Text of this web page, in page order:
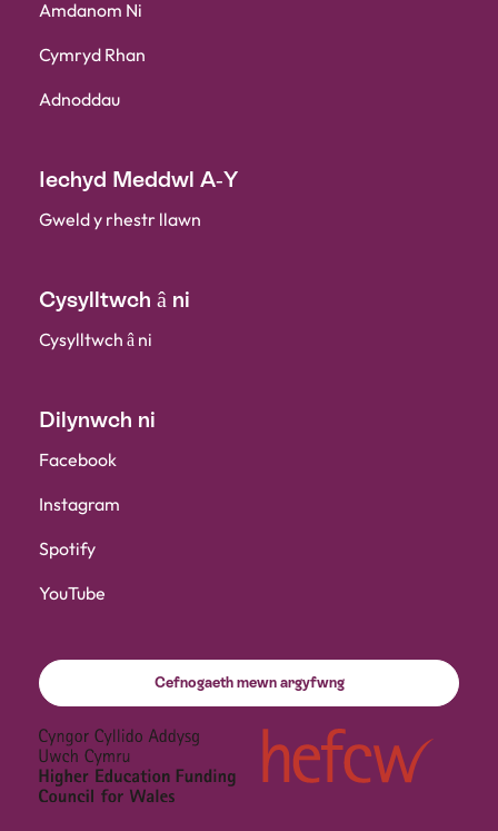
Amdanom Ni
Cymryd Rhan
Adnoddau
Iechyd Meddwl A-Y
Gweld y rhestr llawn
Cysylltwch â ni
Cysylltwch â ni
Dilynwch ni
Facebook
Instagram
Spotify
YouTube
Cefnogaeth mewn argyfwng